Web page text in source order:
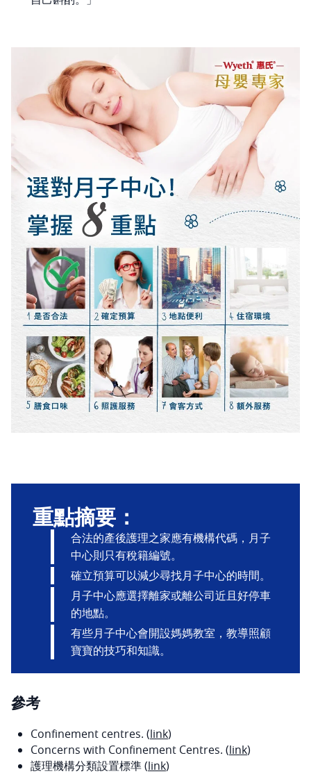
重點摘要：
合法的產後護理之家應有機構代碼，月子
中心則只有稅籍編號。
確立預算可以減少尋找月子中心的時間。
月子中心應選擇離家或離公司近且好停車
的地點。
有些月子中心會開設媽媽教室，教導照顧
寶寶的技巧和知識。
參考
Confinement centres. (link)
Concerns with Confinement Centres. (link)
護理機構分類設置標準 (link)